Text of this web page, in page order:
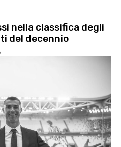
nella classifica degli
del decennio